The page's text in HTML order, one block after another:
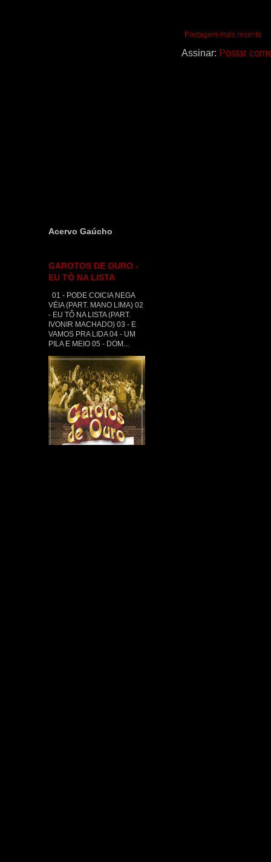
Postagem mais recente
Assinar: Postar
Acervo Gaúcho
GAROTOS DE OURO -
EU TÔ NA LISTA
01 - PODE COICIA NEGA
VÉIA (PART. MANO LIMA) 02
- EU TÔ NA LISTA (PART.
IVONIR MACHADO) 03 - E
VAMOS PRA LIDA 04 - UM
PILA E MEIO 05 - DOM...